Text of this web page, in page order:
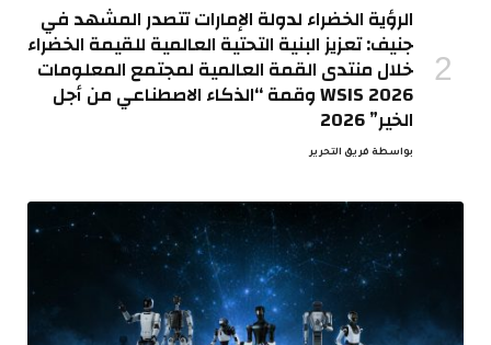
الرؤية الخضراء لدولة الإمارات تتصدر المشهد في
جنيف: تعزيز البنية التحتية العالمية للقيمة الخضراء
خلال منتدى القمة العالمية لمجتمع المعلومات
WSIS 2026 وقمة “الذكاء الاصطناعي من أجل
الخير” 2026
بواسطة فريق التحرير